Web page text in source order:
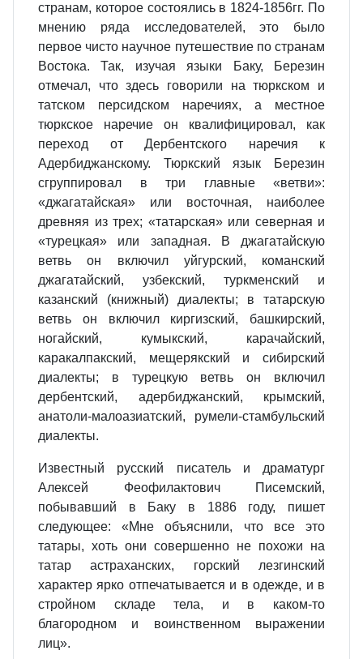
странам, которое состоялись в 1824-1856гг. По
мнению ряда исследователей, это было
первое чисто научное путешествие по странам
Востока. Так, изучая языки Баку, Березин
отмечал, что здесь говорили на тюркском и
татском персидском наречиях, а местное
тюркское наречие он квалифицировал, как
переход от Дербентского наречия к
Адербиджанскому. Тюркский язык Березин
сгруппировал в три главные «ветви»:
«джагатайская» или восточная, наиболее
древняя из трех; «татарская» или северная и
«турецкая» или западная. В джагатайскую
ветвь он включил уйгурский, команский
джагатайский, узбекский, туркменский и
казанский (книжный) диалекты; в татарскую
ветвь он включил киргизский, башкирский,
ногайский, кумыкский, карачайский,
каракалпакский, мещерякский и сибирский
диалекты; в турецкую ветвь он включил
дербентский, адербиджанский, крымский,
анатоли-малоазиатский, румели-стамбульский
диалекты.
Известный русский писатель и драматург
Алексей Феофилактович Писемский,
побывавший в Баку в 1886 году, пишет
следующее: «Мне объяснили, что все это
татары, хоть они совершенно не похожи на
татар астраханских, горский лезгинский
характер ярко отпечатывается и в одежде, и в
стройном складе тела, и в каком-то
благородном и воинственном выражении
лиц».